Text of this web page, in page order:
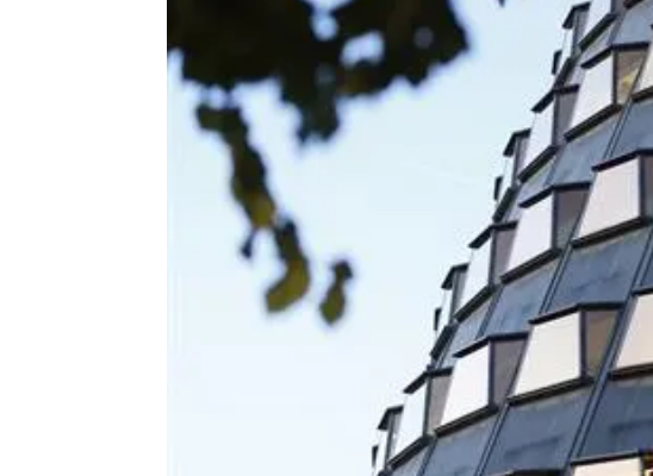
Virginia L. Esplá
Publicado: 20 de diciembre de 2022, 21:46
Tribunal Constitucional
judicial y del propio Constitucional pone de
y la izquierda. El último episodio de esta
Tribunal Constitucional, donde el sector
atrincherados en sus